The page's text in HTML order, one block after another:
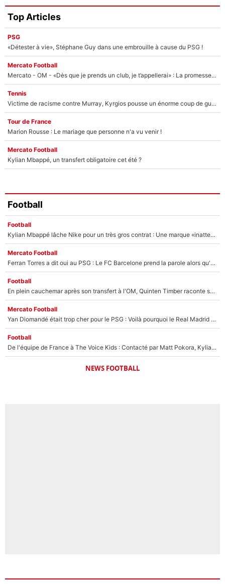
Top Articles
PSG
«Détester à vie», Stéphane Guy dans une embrouille à cause du PSG !
Mercato Football
Mercato - OM - «Dès que je prends un club, je t’appellerai» : La promesse de Marcelino au moment de claquer la porte
Tennis
Victime de racisme contre Murray, Kyrgios pousse un énorme coup de gueule !
Tour de France
Marion Rousse : Le mariage que personne n'a vu venir !
Mercato Football
Kylian Mbappé, un transfert obligatoire cet été ?
Football
Football
Kylian Mbappé lâche Nike pour un très gros contrat : Une marque «inattendue» va frapper très fort
Mercato Football
Ferran Torres a dit oui au PSG : Le FC Barcelone prend la parole alors qu'un transfert de l'attaquant espagnol prend forme
Football
En plein cauchemar après son transfert à l'OM, Quinten Timber raconte ses doutes après sa signature à Marseille
Mercato Football
Yan Diomandé était trop cher pour le PSG : Voilà pourquoi le Real Madrid a accepté de payer la somme record de 140M€ pour boucler son transfert !
Football
De l'équipe de France à The Voice Kids : Contacté par Matt Pokora, Kylian Mbappé a accepté de jouer un rôle inédit sur TF1 !
NEWS FOOTBALL